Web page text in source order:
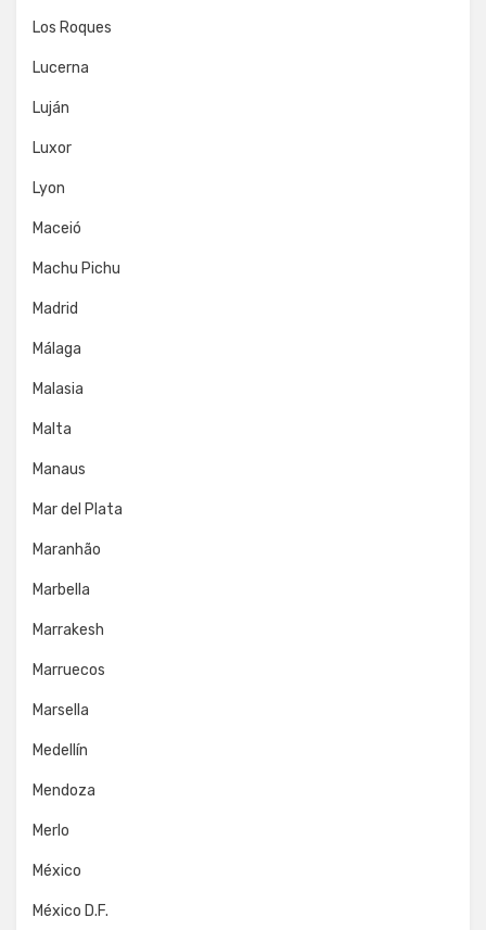
Los Roques
Lucerna
Luján
Luxor
Lyon
Maceió
Machu Pichu
Madrid
Málaga
Malasia
Malta
Manaus
Mar del Plata
Maranhão
Marbella
Marrakesh
Marruecos
Marsella
Medellín
Mendoza
Merlo
México
México D.F.